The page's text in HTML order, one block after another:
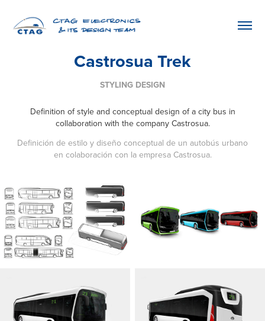
Castrosua Trek
STYLING DESIGN
Definition of style and conceptual design of a city bus in
collaboration with the company Castrosua.​​​​​​​
Definición de estilo y diseño conceptual de un autobús urbano
en colaboración con la empresa Castrosua.